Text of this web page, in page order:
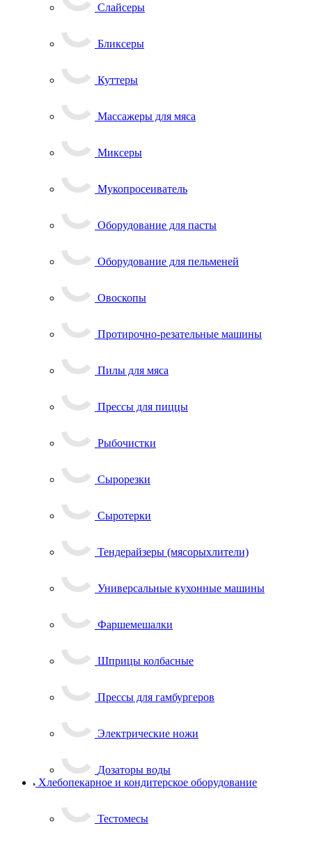
Слайсеры
Бликсеры
Куттеры
Массажеры для мяса
Миксеры
Мукопросеиватель
Оборудование для пасты
Оборудование для пельменей
Овоскопы
Протирочно-резательные машины
Пилы для мяса
Прессы для пиццы
Рыбочистки
Сырорезки
Сыротерки
Тендерайзеры (мясорыхлители)
Универсальные кухонные машины
Фаршемешалки
Шприцы колбасные
Прессы для гамбургеров
Электрические ножи
Дозаторы воды
Хлебопекарное и кондитерское оборудование
Тестомесы